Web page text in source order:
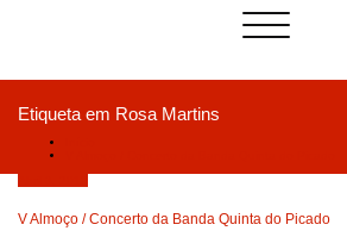
Alternar a
Etiqueta em Rosa Martins
V Almoço / Concerto da Banda Quinta do Picado